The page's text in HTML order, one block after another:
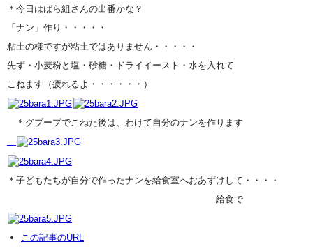
＊今日はばら組さんの出番かな？
「ナン」作り・・・・・
粘土の様ですが粘土ではありません・・・・・
先ず・小麦粉と塩・砂糖・ドライイースト・水を入れて
こねます（疲れるよ・・・・・・）
＊グプープでこねた後は、わけて自分のナンを作ります
＊子どもたちが自分で作ったナンを給食室へおあずけして・・・・
給食で
この記事のURL